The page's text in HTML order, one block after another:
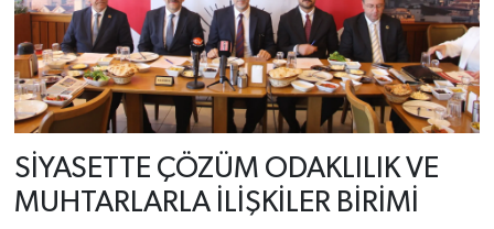
SİYASETTE ÇÖZÜM ODAKLILIK VE
MUHTARLARLA İLİŞKİLER BİRİMİ